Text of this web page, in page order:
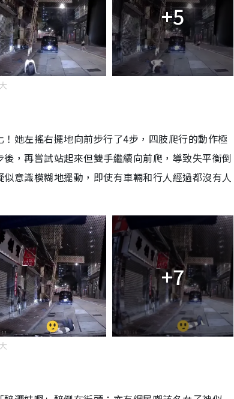
+5
她左搖右擺地向前步行了4步，四肢爬行的動作極
，再嘗試站起來但雙手繼續向前爬，導致失平衡倒
意識模糊地擺動，即使有車輛和行人經過都沒有人
+7